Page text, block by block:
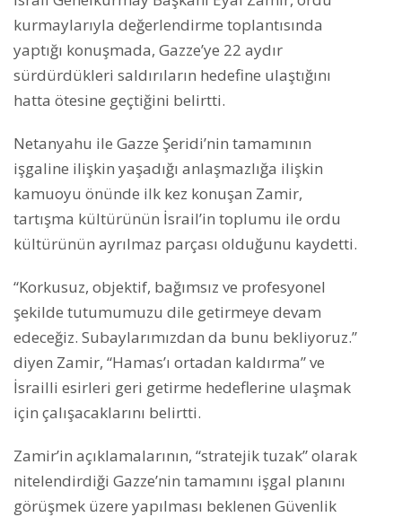
kurmaylarıyla değerlendirme toplantısında
yaptığı konuşmada, Gazze’ye 22 aydır
sürdürdükleri saldırıların hedefine ulaştığını
hatta ötesine geçtiğini belirtti.
Netanyahu ile Gazze Şeridi’nin tamamının
işgaline ilişkin yaşadığı anlaşmazlığa ilişkin
kamuoyu önünde ilk kez konuşan Zamir,
tartışma kültürünün İsrail’in toplumu ile ordu
kültürünün ayrılmaz parçası olduğunu kaydetti.
“Korkusuz, objektif, bağımsız ve profesyonel
şekilde tutumumuzu dile getirmeye devam
edeceğiz. Subaylarımızdan da bunu bekliyoruz.”
diyen Zamir, “Hamas’ı ortadan kaldırma” ve
İsrailli esirleri geri getirme hedeflerine ulaşmak
için çalışacaklarını belirtti.
Zamir’in açıklamalarının, “stratejik tuzak” olarak
nitelendirdiği Gazze’nin tamamını işgal planını
görüşmek üzere yapılması beklenen Güvenlik